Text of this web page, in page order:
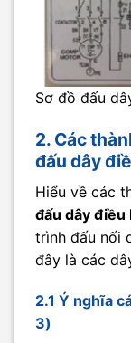
Sơ đồ đấu
2. Các
đấu dây
Hiểu về các
đấu dây
trình đấu nối
đây là các
2.1 Ý nghĩa
3)